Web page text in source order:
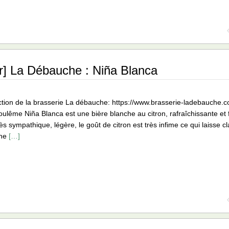
La Débauche : Niña Blanca
de la brasserie La débauche: https://www.brasserie-
Niña Blanca est une bière blanche au citron, rafraîchissante
sympathique, légère, le goût de citron est très infime ce qui laisse
[…]